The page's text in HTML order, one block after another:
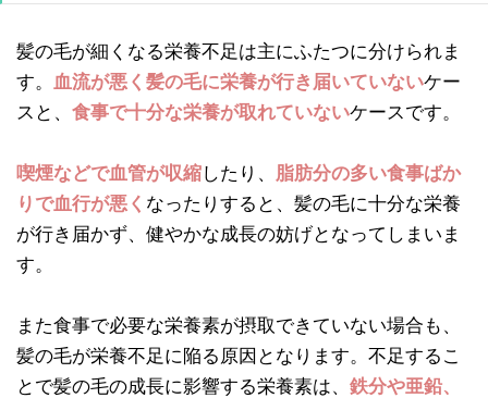
髪の毛が細くなる栄養不足は主にふたつに分けられま
す。 血流が悪く髪の毛に栄養が行き届いていないケー
スと、 食事で十分な栄養が取れていないケースです。
喫煙などで血管が収縮したり、 脂肪分の多い食事ばか
りで血行が悪く なったりすると、髪の毛に十分な栄養
が行き届かず、健やかな成長の妨げとなってしまいま
す。
また食事で必要な栄養素が摂取できていない場合も、
髪の毛が栄養不足に陥る原因となります。不足するこ
とで髪の毛の成長に影響する栄養素は、 鉄分や亜鉛、